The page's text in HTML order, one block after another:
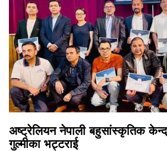
अष्ट्रेलियन नेपाली बहुसांस्कृतिक
गुल्मीका भट्टराई